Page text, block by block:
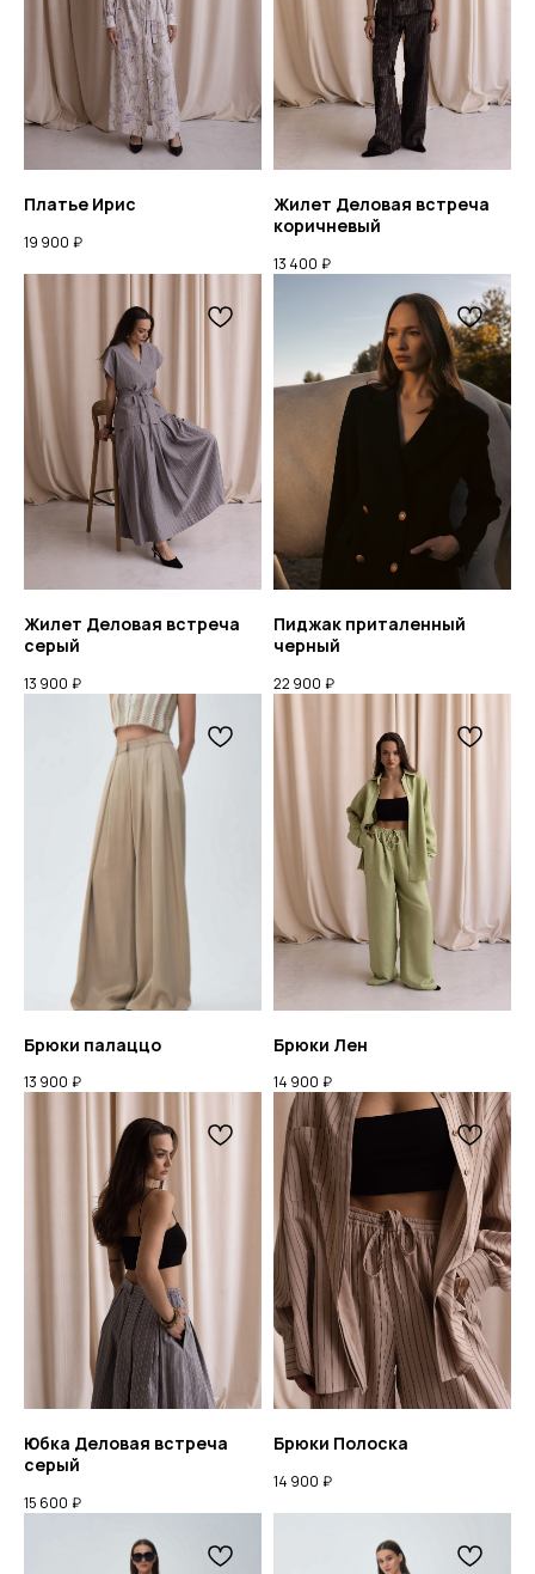
Платье Ирис
19 900 ₽
Жилет Деловая встреча
коричневый
13 400 ₽
Жилет Деловая встреча
серый
13 900 ₽
Пиджак приталенный
черный
22 900 ₽
Брюки палаццо
13 900 ₽
Брюки Лен
14 900 ₽
Юбка Деловая встреча
серый
15 600 ₽
Брюки Полоска
14 900 ₽